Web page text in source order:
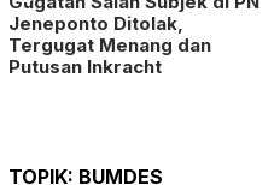
Jeneponto Ditolak,
Tergugat Menang dan
Putusan Inkracht
TOPIK: BUMDES